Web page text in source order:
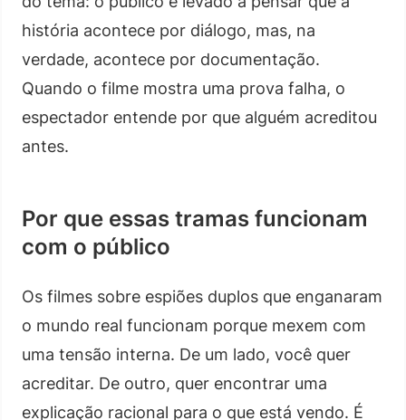
história acontece por diálogo, mas, na
verdade, acontece por documentação.
Quando o filme mostra uma prova falha, o
espectador entende por que alguém acreditou
antes.
Por que essas tramas funcionam
com o público
Os filmes sobre espiões duplos que enganaram
o mundo real funcionam porque mexem com
uma tensão interna. De um lado, você quer
acreditar. De outro, quer encontrar uma
explicação racional para o que está vendo. É